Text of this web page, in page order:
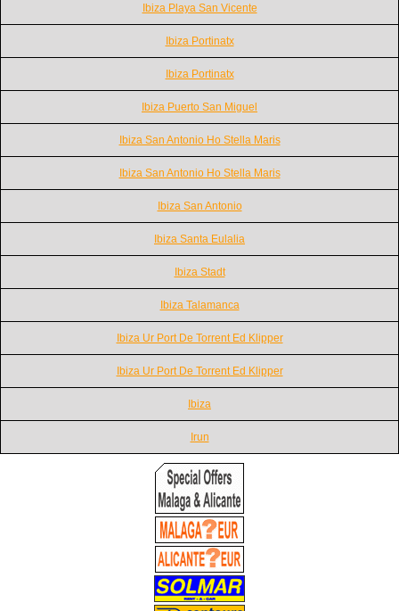
Ibiza Playa San Vicente
Ibiza Portinatx
Ibiza Portinatx
Ibiza Puerto San Miguel
Ibiza San Antonio Ho Stella Maris
Ibiza San Antonio Ho Stella Maris
Ibiza San Antonio
Ibiza Santa Eulalia
Ibiza Stadt
Ibiza Talamanca
Ibiza Ur Port De Torrent Ed Klipper
Ibiza Ur Port De Torrent Ed Klipper
Ibiza
Irun